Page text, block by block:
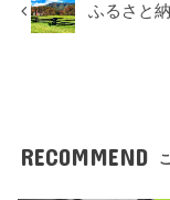
ふるさと
RECOMMEND